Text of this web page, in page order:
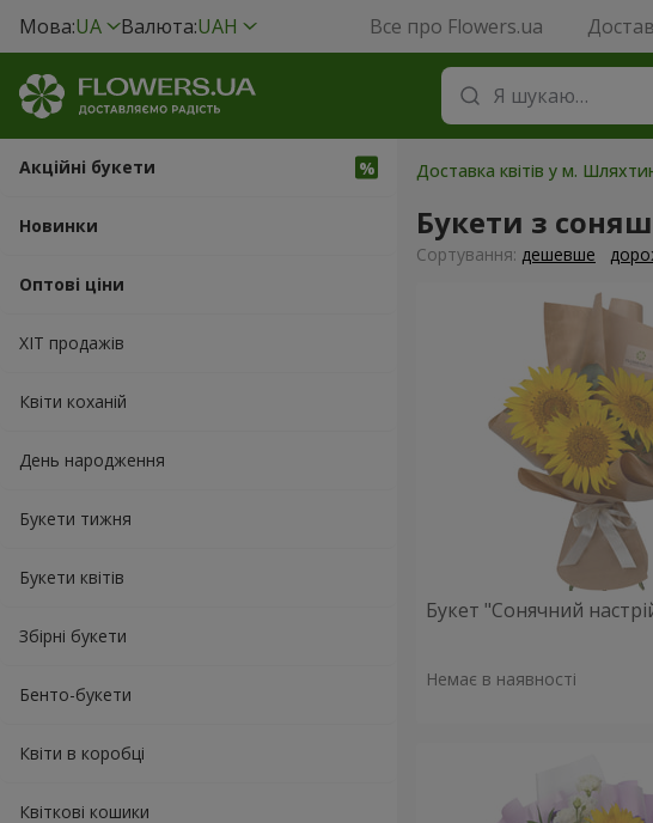
Мова:UA Валюта:UAH Все про Flowers.ua
Акційні букети
Новинки
Оптові ціни
ХІТ продажів
Квіти коханій
День народження
Букети тижня
Букети квітів
Збірні букети
Бенто-букети
Квіти в коробці
Квіткові кошики
Доставка квітів у м.
Букети з
Сортування: дешевше
Букет "Сонячний
Немає в наявності